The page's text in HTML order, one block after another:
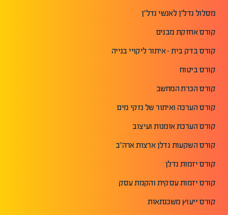
מסלול נדל"ן לאנשי נדל"ן
קורס אחזקת מבנים
קורס בדק בית - איתור ליקויי בנייה
קורס ביטוח
קורס הכרת המחשב
קורס הערכה ואיתור של נזקי מים
קורס הערכת אומנות ועיצוב
קורס השקעות נדלן ארצות ארה"ב
קורס יזמות נדלן
קורס יזמות עסקית והקמת עסק
קורס ייעוץ משכנתאות